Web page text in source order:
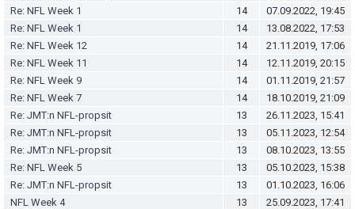
Re: NFL Week 1
14
07.09.2022, 19:45
Re: NFL Week 1
14
13.08.2022, 17:53
Re: NFL Week 12
14
21.11.2019, 17:06
Re: NFL Week 11
14
12.11.2019, 20:15
Re: NFL Week 9
14
01.11.2019, 21:57
Re: NFL Week 7
14
18.10.2019, 21:09
Re: JMT:n NFL-propsit
13
26.11.2023, 15:41
Re: JMT:n NFL-propsit
13
05.11.2023, 12:54
Re: JMT:n NFL-propsit
13
08.10.2023, 13:55
Re: NFL Week 5
13
05.10.2023, 15:38
Re: JMT:n NFL-propsit
13
01.10.2023, 16:06
NFL Week 4
13
25.09.2023, 17:41